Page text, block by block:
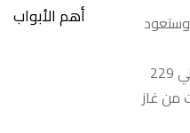
وستعود
يُعدُّ حقل الجافورة جزءاً أساسياً من استراتيجية السعودية لتنويع صادراتها من الطاقة بعيداً عن النفط. وتُقدّر كميات الموارد في الحقل بحوالي 229
من غاز
أهم الأبواب